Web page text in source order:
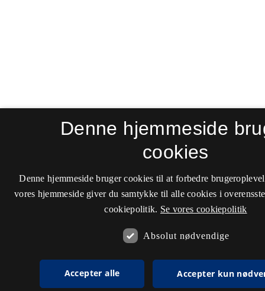
Denne hjemmeside
cookies
Denne hjemmeside bruger cookies til at forbedre
vores hjemmeside giver du samtykke til alle cookies i
cookiepolitik. Se vores cookiepolitik
Absolut nødvendige
Accepter alle Accepter kun